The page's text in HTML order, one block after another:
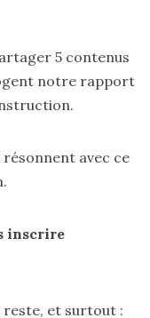
5 contenus
notre rapport
résonnent avec ce
inscrire
reste, et surtout :